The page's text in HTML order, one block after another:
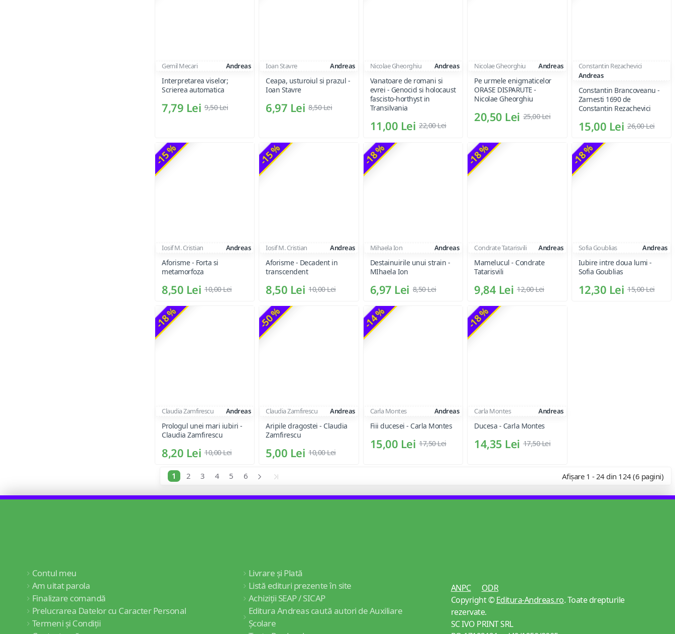
Gemil Mecari Andreas
Interpretarea viselor;
Scrierea automatica
7,79 Lei 9,50 Lei
Ioan Stavre Andreas
Ceapa, usturoiul si prazul -
Ioan Stavre
6,97 Lei 8,50 Lei
Nicolae Gheorghiu Andreas
Vanatoare de romani si
evrei - Genocid si holocaust
fascisto-horthyst in
Transilvania
11,00 Lei 22,00 Lei
Nicolae Gheorghiu Andreas
Pe urmele enigmaticelor
ORASE DISPARUTE -
Nicolae Gheorghiu
20,50 Lei 25,00 Lei
Constantin Rezachevici
Andreas
Constantin Brancoveanu -
Zarnesti 1690 de
Constantin Rezachevici
15,00 Lei 26,00 Lei
-15 %
Iosif M. Cristian Andreas
Aforisme - Forta si
metamorfoza
8,50 Lei 10,00 Lei
-15 %
Iosif M. Cristian Andreas
Aforisme - Decadent in
transcendent
8,50 Lei 10,00 Lei
-18 %
Mihaela Ion Andreas
Destainuirile unui strain -
MIhaela Ion
6,97 Lei 8,50 Lei
-18 %
Condrate Tatarisvili Andreas
Mamelucul - Condrate
Tatarisvili
9,84 Lei 12,00 Lei
-18 %
Sofia Goublias Andreas
Iubire intre doua lumi -
Sofia Goublias
12,30 Lei 15,00 Lei
-18 %
Claudia Zamfirescu Andreas
Prologul unei mari iubiri -
Claudia Zamfirescu
8,20 Lei 10,00 Lei
-50 %
Claudia Zamfirescu Andreas
Aripile dragostei - Claudia
Zamfirescu
5,00 Lei 10,00 Lei
-14 %
Carla Montes Andreas
Fiii ducesei - Carla Montes
15,00 Lei 17,50 Lei
-18 %
Carla Montes Andreas
Ducesa - Carla Montes
14,35 Lei 17,50 Lei
1 2 3 4 5 6 Afișare 1 - 24 din 124 (6 pagini)
Contul meu
Am uitat parola
Finalizare comandă
Prelucrarea Datelor cu Caracter Personal
Termeni și Condiții
Livrare și Plată
Listă edituri prezente în site
Achiziții SEAP / SICAP
Editura Andreas caută autori de Auxiliare
Școlare
ANPC
ODR
Copyright ©Editura-Andreas.ro. Toate drepturile
rezervate.
SC IVO PRINT SRL